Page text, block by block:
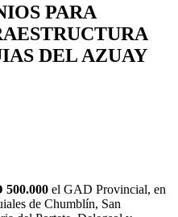
PARA
DEL AZUAY
500.000 el GAD Provincial, en
de Chumblín, San